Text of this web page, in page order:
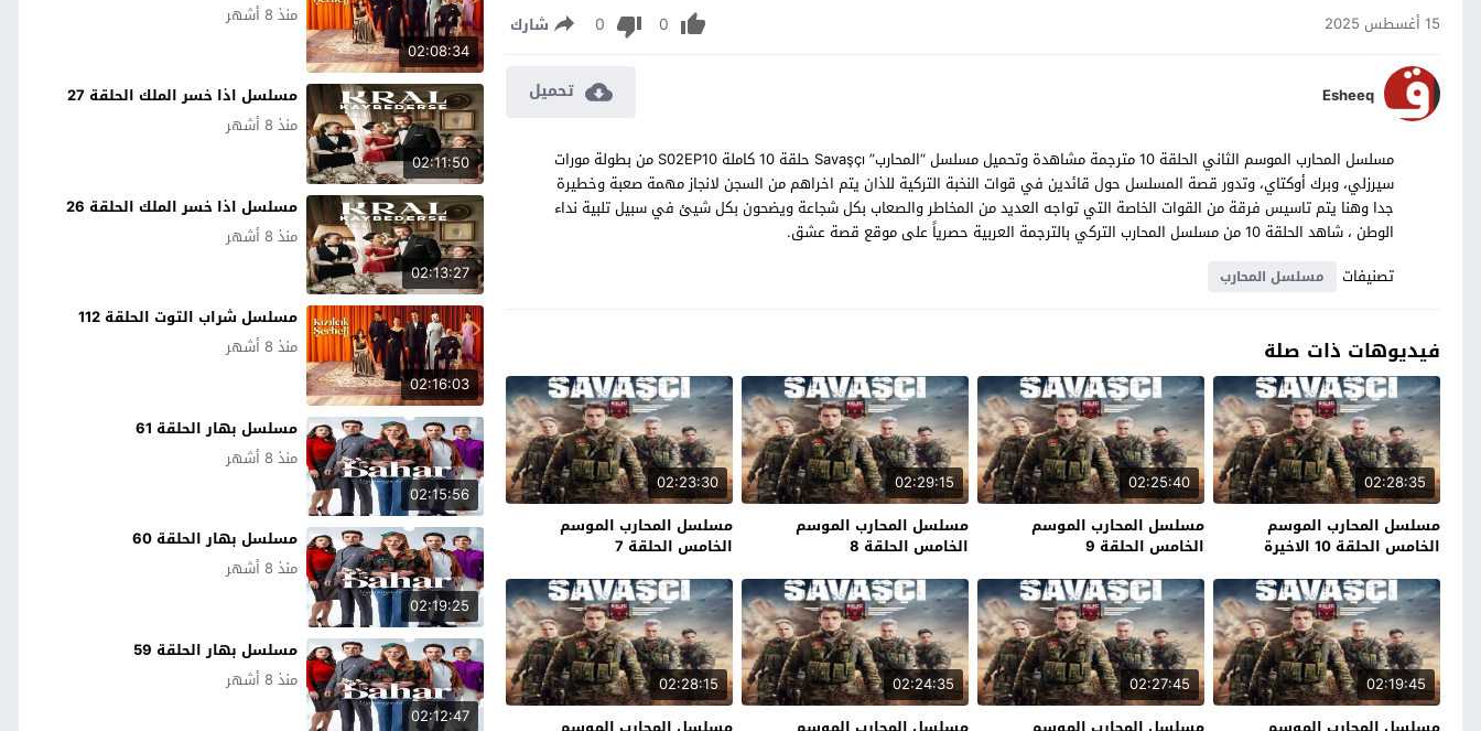
15 أغسطس 2025 0
0 شارك
Esheeq تحميل
مسلسل المحارب الموسم الثاني الحلقة 10 مترجمة مشاهدة وتحميل مسلسل “المحارب” Savaşçı حلقة 10 كاملة S02EP10 من بطولة مورات
سيرزلي، وبرك أوكتاي، وتدور قصة المسلسل حول قائدين في قوات النخبة التركية للذان يتم اخراهم من السجن لانجاز مهمة صعبة وخطيرة
جدا وهنا يتم تاسيس فرقة من القوات الخاصة التي تواجه العديد من المخاطر والصعاب بكل شجاعة ويضحون بكل شيئ في سبيل تلبية نداء
الوطن ، شاهد الحلقة 10 من مسلسل المحارب التركي بالترجمة العربية حصرياً على موقع قصة عشق.
تصنيفات
مسلسل المحارب
فيديوهات ذات صلة
02:28:35
مسلسل المحارب الموسم
الخامس الحلقة 10 الاخيرة
02:25:40
مسلسل المحارب الموسم
الخامس الحلقة 9
02:29:15
مسلسل المحارب الموسم
الخامس الحلقة 8
02:23:30
مسلسل المحارب الموسم
الخامس الحلقة 7
02:19:45
02:27:45
02:24:35
02:28:15
02:08:34
منذ 8 أشهر
02:11:50
مسلسل اذا خسر الملك الحلقة 27
منذ 8 أشهر
02:13:27
مسلسل اذا خسر الملك الحلقة 26
منذ 8 أشهر
02:16:03
مسلسل شراب التوت الحلقة 112
منذ 8 أشهر
02:15:56
مسلسل بهار الحلقة 61
منذ 8 أشهر
02:19:25
مسلسل بهار الحلقة 60
منذ 8 أشهر
02:12:47
مسلسل بهار الحلقة 59
منذ 8 أشهر